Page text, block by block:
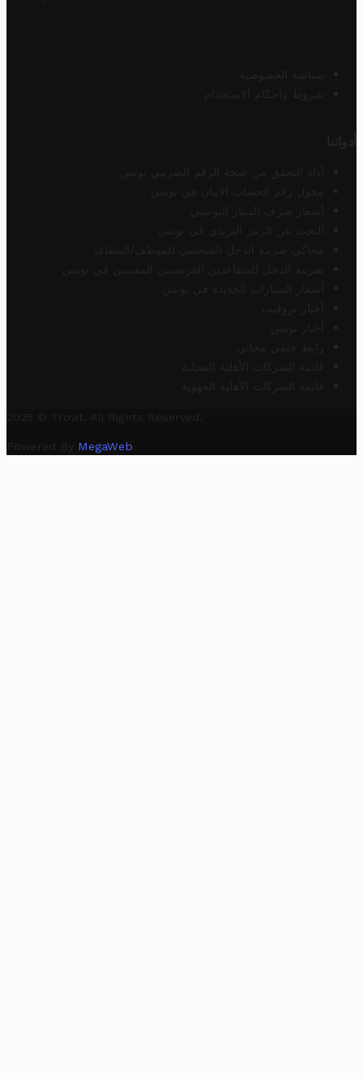
سياسة الخصوصية
شروط وأحكام الاستخدام
أدواتنا
أداة التحقق من صحة الرقم الضريبي تونس
محول رقم الحساب الآيبان في تونس
أسعار صرف الدينار التونسي
البحث عن الرمز البريدي في تونس
محاكي ضريبة الدخل الشخصي للموظف/المتقاعد
ضريبة الدخل للمتقاعدين الفرنسيين المقيمين في تونس
أسعار السيارات الجديدة في تونس
أخبار تروفيت
أخبار تونس
رابط خلفي مجاني
قائمة الشركات الأهلية المحلية
قائمة الشركات الأهلية الجهوية
2025 © Trovit. All Rights Reserved.
Powered By MegaWeb